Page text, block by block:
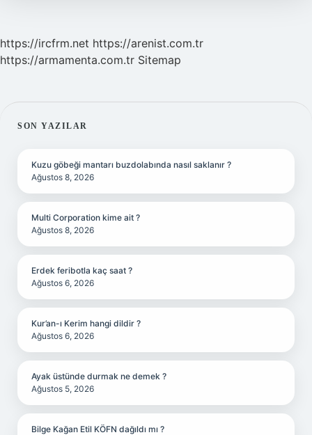
https://ircfrm.net https://arenist.com.tr
https://armamenta.com.tr Sitemap
SIDEBAR
SON YAZILAR
Kuzu göbeği mantarı buzdolabında nasıl saklanır ?
Ağustos 8, 2026
Multi Corporation kime ait ?
Ağustos 8, 2026
Erdek feribotla kaç saat ?
Ağustos 6, 2026
Kur’an-ı Kerim hangi dildir ?
Ağustos 6, 2026
Ayak üstünde durmak ne demek ?
Ağustos 5, 2026
Bilge Kağan Etil KÖFN dağıldı mı ?